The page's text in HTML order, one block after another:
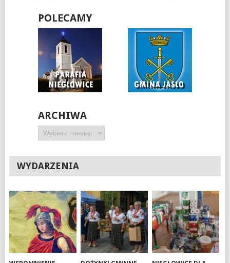
POLECAMY
ARCHIWA
Archiwa
WYDARZENIA